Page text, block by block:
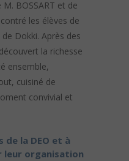
BOSSART et de
les élèves de
Dokki. Après des
la richesse
ensemble,
cuisiné de
convivial et
la DEO et à
leur organisation